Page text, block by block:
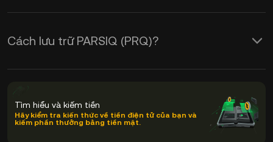
Cách lưu trữ PARSIQ (PRQ)?
Tìm hiểu và kiếm tiền
Hãy kiểm tra kiến thức về tiền điện tử của bạn và
kiếm phần thưởng bằng tiền mặt.